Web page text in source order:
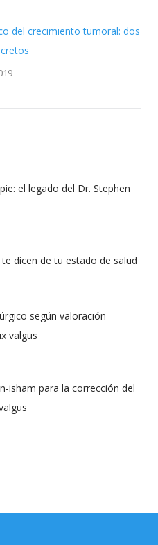
del crecimiento tumoral: dos
el legado del Dr. Stephen
dicen de tu estado de salud
según valoración
valgus
isham para la corrección del